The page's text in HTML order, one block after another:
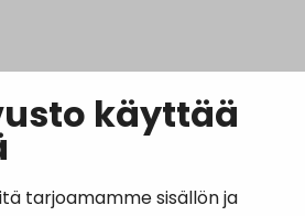
käyttää
tarjoamamme sisällön ja